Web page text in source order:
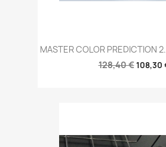
MASTER COLOR PREDICTION
128,40 €108,30